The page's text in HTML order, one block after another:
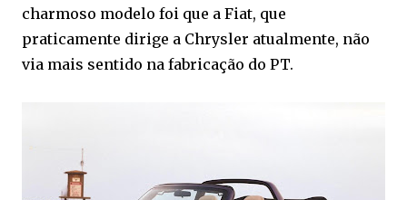
charmoso modelo foi que a Fiat, que
praticamente dirige a Chrysler atualmente, não
via mais sentido na fabricação do PT.